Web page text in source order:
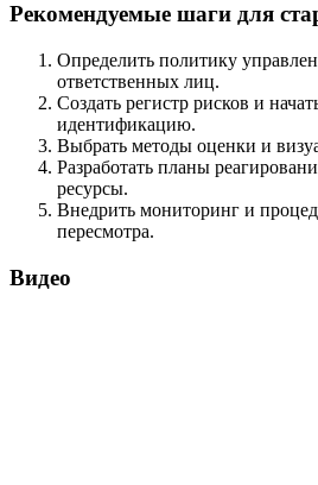
Рекомендуемые шаги для
Определить политику
ответственных лиц.
Создать регистр рисков и
идентификацию.
Выбрать методы оценки и
Разработать планы
ресурсы.
Внедрить мониторинг и
пересмотра.
Видео